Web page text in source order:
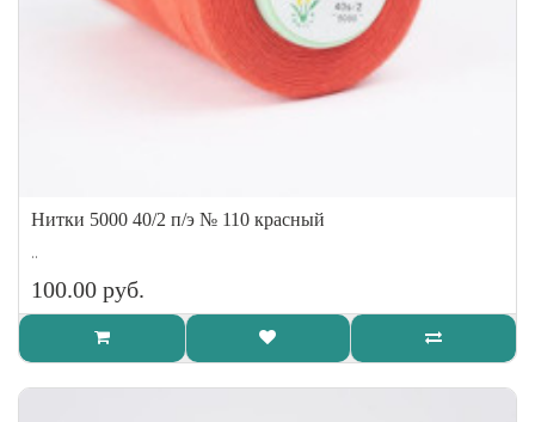
Нитки 5000 40/2 п/э № 110 красный
..
100.00 руб.